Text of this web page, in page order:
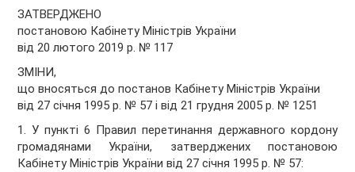
ЗАТВЕРДЖЕНО
постановою Кабінету Міністрів України
від 20 лютого 2019 р. № 117
ЗМІНИ,
що вносяться до постанов Кабінету Міністрів України
від 27 січня 1995 р. № 57 і від 21 грудня 2005 р. № 1251
1. У пункті 6 Правил перетинання державного кордону
громадянами України, затверджених постановою
Кабінету Міністрів України від 27 січня 1995 р. № 57: